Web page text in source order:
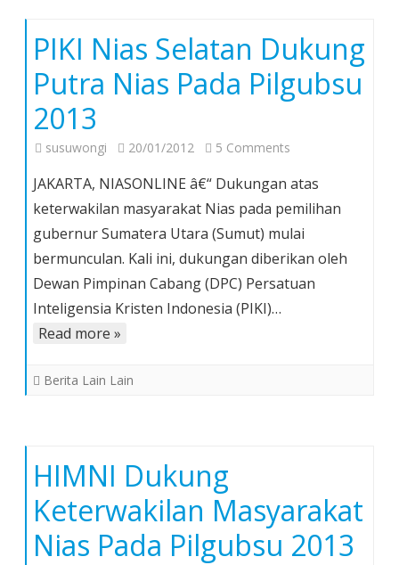
PIKI Nias Selatan Dukung
Putra Nias Pada Pilgubsu
2013
susuwongi 20/01/2012 5 Comments
Nias
Selatan
Dukung
Putra
Nias
JAKARTA, NIASONLINE â€“ Dukungan atas
keterwakilan masyarakat Nias pada pemilihan
gubernur Sumatera Utara (Sumut) mulai
bermunculan. Kali ini, dukungan diberikan oleh
Dewan Pimpinan Cabang (DPC) Persatuan
Inteligensia Kristen Indonesia (PIKI)…
Read more »
Berita Lain Lain
HIMNI Dukung
Keterwakilan Masyarakat
Nias Pada Pilgubsu 2013